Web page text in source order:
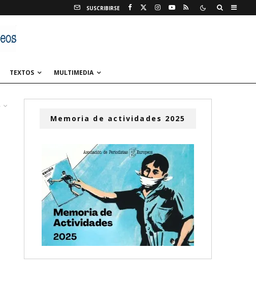
SUSCRIBIRSE
TEXTOS MULTIMEDIA
Memoria de actividades 2025